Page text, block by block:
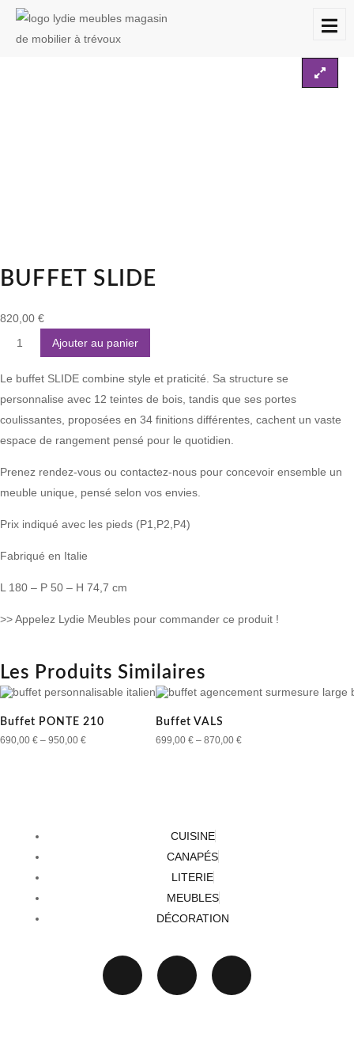
Accueil Les buffets Buffet SLIDE
BUFFET SLIDE
820,00 €
Ajouter au panier
Le buffet SLIDE combine style et praticité. Sa structure se
personnalise avec 12 teintes de bois, tandis que ses portes
coulissantes, proposées en 34 finitions différentes, cachent un vaste
espace de rangement pensé pour le quotidien.
Prenez rendez-vous ou contactez-nous pour concevoir ensemble un
meuble unique, pensé selon vos envies.
Prix indiqué avec les pieds (P1,P2,P4)
Fabriqué en Italie
L 180 – P 50 – H 74,7 cm
>> Appelez Lydie Meubles pour commander ce produit !
Les Produits Similaires
Buffet PONTE 210
690,00 € – 950,00 €
Buffet VALS
699,00 € – 870,00 €
CUISINE
CANAPÉS
LITERIE
MEUBLES
DÉCORATION